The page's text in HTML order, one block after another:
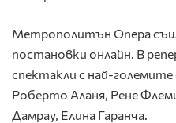
Метрополитън Опера
постановки онлайн. В
спектакли с най-
Роберто Аланя, Рене
Дамрау, Елина Гаранча.